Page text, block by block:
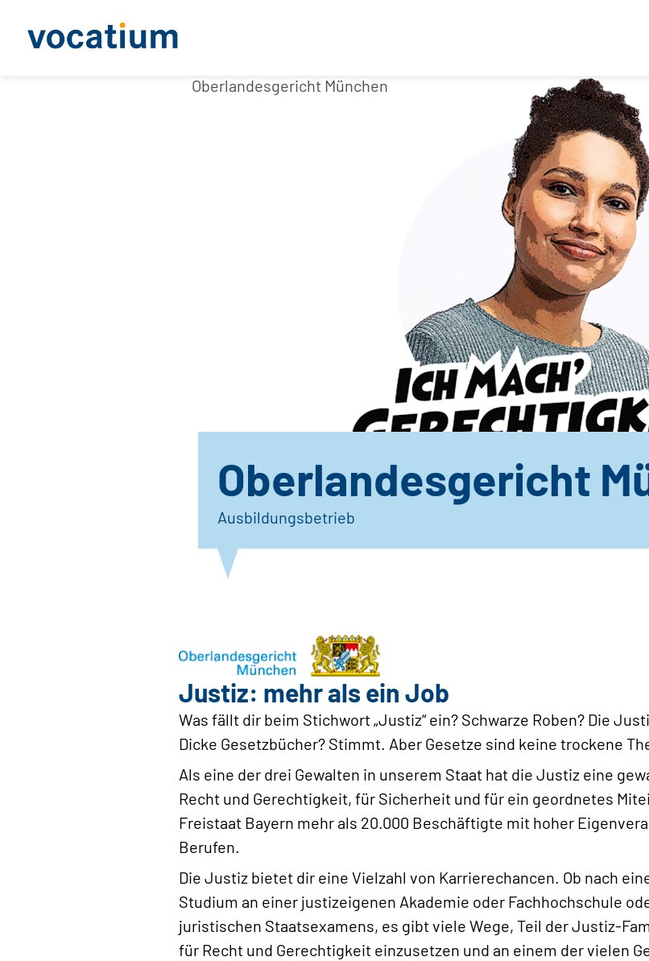
Oberlandesgericht München
Oberlandesgericht
Ausbildungsbetrieb
Justiz: mehr als ein Job
Was fällt dir beim Stichwort „Justiz“ ein? Schwarze Roben? Die
Dicke Gesetzbücher? Stimmt. Aber Gesetze sind keine trockene
Als eine der drei Gewalten in unserem Staat hat die Justiz eine
Recht und Gerechtigkeit, für Sicherheit und für ein geordnetes
Freistaat Bayern mehr als 20.000 Beschäftigte mit hoher
Berufen.
Die Justiz bietet dir eine Vielzahl von Karrierechancen. Ob nach
Studium an einer justizeigenen Akademie oder Fachhochschule
juristischen Staatsexamens, es gibt viele Wege, Teil der Justiz-
für Recht und Gerechtigkeit einzusetzen und an einem der vielen